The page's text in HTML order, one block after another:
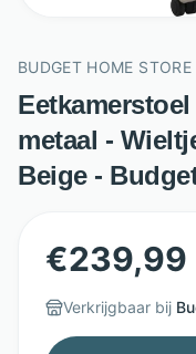
BUDGET HOME STORE
metaal -
Beige -
€239,99
Verkrijgbaar bij